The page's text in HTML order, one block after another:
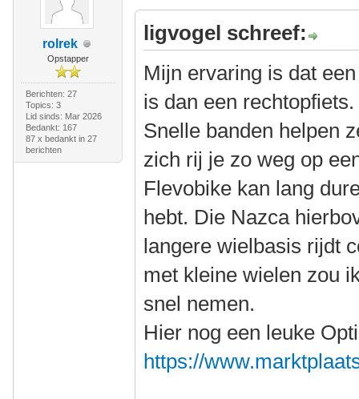
rolrek
Opstapper
Berichten: 27
Topics: 3
Lid sinds: Mar 2026
Bedankt: 167
87 x bedankt in 27
berichten
ligvogel schreef:
Mijn ervaring is dat
is dan een
Snelle banden helpen
zich rij je zo weg op
Flevobike kan lang
hebt. Die Nazca
langere wielbasis rijdt
met kleine wielen zou
snel nemen.
Hier nog een leuke
https://